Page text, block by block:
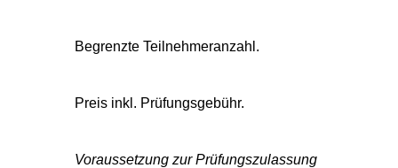
Begrenzte Teilnehmeranzahl.
Preis inkl. Prüfungsgebühr.
Voraussetzung zur Prüfungszulassung